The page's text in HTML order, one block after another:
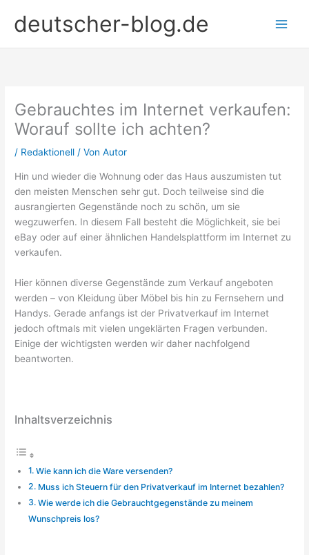
Inhaltdeutscher-blog.de
Gebrauchtes im Internet verkaufen:
Worauf sollte ich achten?
/ Redaktionell / VonAutor
Hin und wieder die Wohnung oder das Haus auszumisten tut
den meisten Menschen sehr gut. Doch teilweise sind die
ausrangierten Gegenstände noch zu schön, um sie
wegzuwerfen. In diesem Fall besteht die Möglichkeit, sie bei
eBay oder auf einer ähnlichen Handelsplattform im Internet zu
verkaufen.
Hier können diverse Gegenstände zum Verkauf angeboten
werden – von Kleidung über Möbel bis hin zu Fernsehern und
Handys. Gerade anfangs ist der Privatverkauf im Internet
jedoch oftmals mit vielen ungeklärten Fragen verbunden.
Einige der wichtigsten werden wir daher nachfolgend
beantworten.
Inhaltsverzeichnis
Wie kann ich die Ware versenden?
Muss ich Steuern für den Privatverkauf im Internet bezahlen?
Wie werde ich die Gebrauchtgegenstände zu meinem
Wunschpreis los?